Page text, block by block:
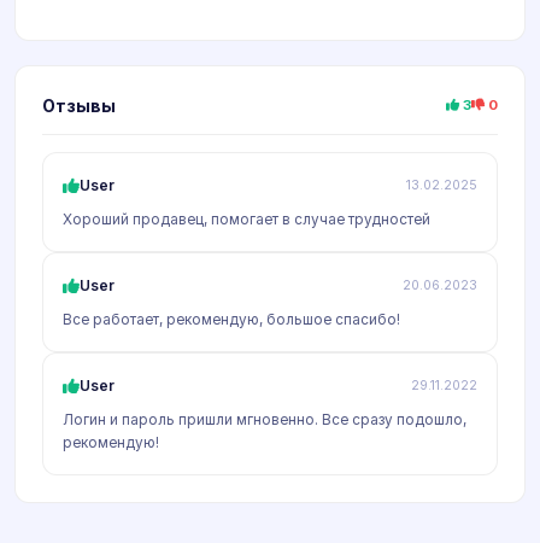
Отзывы 3 0
User 13.02.2025
Хороший продавец, помогает в случае трудностей
User 20.06.2023
Все работает, рекомендую, большое спасибо!
User 29.11.2022
Логин и пароль пришли мгновенно. Все сразу подошло,
рекомендую!